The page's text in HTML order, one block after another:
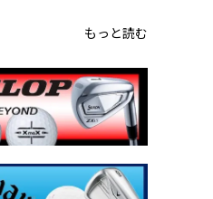
もっと読む